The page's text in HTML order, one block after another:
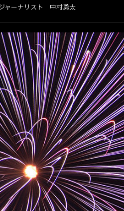
ャーナリスト 中村勇太